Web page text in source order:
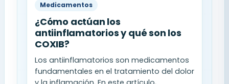
Medicamentos
¿Cómo actúan los
antiinflamatorios y qué son los
COXIB?
Los antiinflamatorios son medicamentos
fundamentales en el tratamiento del dolor